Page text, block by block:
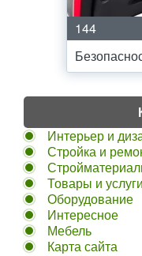
144
Интерьер и
Стройка и
Товары и услуги
Оборудование
Интересное
Мебель
Карта сайта